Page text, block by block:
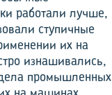
работали лучше,
ступичные
их на
изнашивались,
промышленных